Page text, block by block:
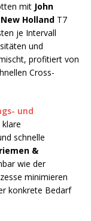
mit John
New Holland T7
je Intervall
und
profitiert von
Cross-
und
klare
schnelle
&
wie der
minimieren
konkrete Bedarf